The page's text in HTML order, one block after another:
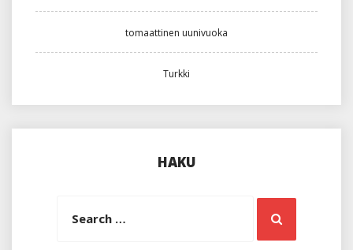
tomaattinen uunivuoka
Turkki
HAKU
Search